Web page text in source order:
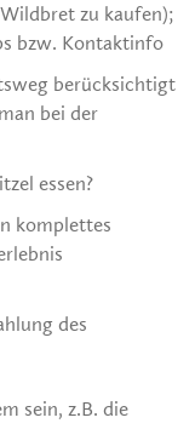
zu kaufen);
bzw. Kontaktinfo
berücksichtigt
bei der
essen?
komplettes
des
sein, z.B. die